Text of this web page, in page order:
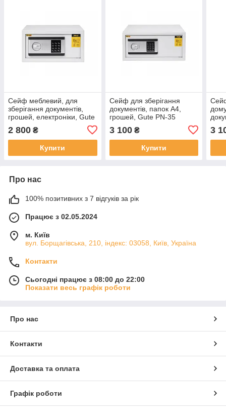
Сейф меблевий, для
зберігання документів,
грошей, електроніки, Gute
PN-22 (ШхВхГ: 36х18х26
см.) із електронним
замком
2 800 ₴
Купити
Сейф для зберігання
документів, папок А4,
грошей, Gute PN-35
(ШхВхГ: 43х20х35 см.) із
електронним замком
3 100₴
Купити
3
Про нас
100% позитивних з 7 відгуків за рік
Працює з 02.05.2024
м. Київ
вул. Борщагівська, 210, індекс: 03058, Київ, Україна
Контакти
Сьогодні працює з 08:00 до 22:00
Показати весь графік роботи
Про нас
Контакти
Доставка та оплата
Графік роботи